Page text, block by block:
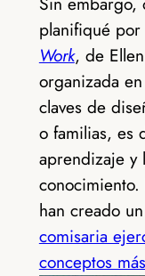
planifiqué
Work, de
organizada
claves de
o familias, es
aprendizaje y
han creado un
comisaria
conceptos